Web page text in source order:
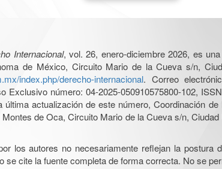
Internacional, vol. 26, enero-diciembre 2026, es
de México, Circuito Mario de la Cueva s/n,
index.php/derecho-internacional. Correo
Exclusivo número: 04-2025-050910575800-102,
última actualización de este número, Coordinación
de Oca, Circuito Mario de la Cueva s/n,
los autores no necesariamente reflejan la
se cite la fuente completa de forma correcta. No se